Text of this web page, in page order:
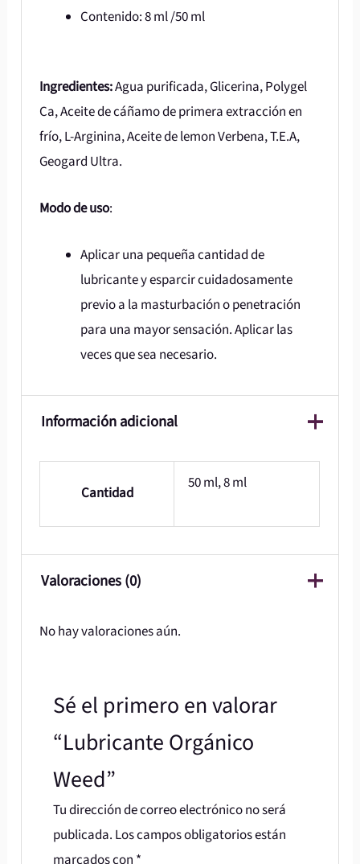
Contenido: 8 ml /50 ml
Ingredientes:Agua purificada, Glicerina, Polygel
Ca, Aceite de cáñamo de primera extracción en
frío, L-Arginina, Aceite de lemon Verbena, T.E.A,
Geogard Ultra.
Modo de uso:
Aplicar una pequeña cantidad de
lubricante y esparcir cuidadosamente
previo a la masturbación o penetración
para una mayor sensación. Aplicar las
veces que sea necesario.
Información adicional
Cantidad
50 ml, 8 ml
Valoraciones (0)
No hay valoraciones aún.
Sé el primero en valorar
“Lubricante Orgánico
Weed”
Tu dirección de correo electrónico no será
publicada. Los campos obligatorios están
marcados con *